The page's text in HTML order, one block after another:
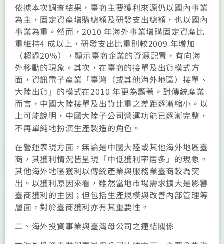
依據本次調查結果，臺商主要獲利來源仍以國內事業
為主，固定資產增購總額及研發支出總額，也以國內
事業為重。然而，2010 年海外事業增購固定資產比
重維持4 成以上，研發支出比重則較2009 年增加
（超過20%），顯示臺商企業的資源配置，有向海
外移動的現象。其次，在臺商的接單及出貨模式方
面，資訊電子產業「臺灣（或其他海外地區）接單、
大陸出貨」的模式在2010 年更為顯著。對傳統產業
而言，中國大陸接單及出貨比重之差距逐漸縮小。以
上可能說明，中國大陸子公司營運功能已逐漸完整，
不再單純地扮演生產製造的角色。
在營運表現方面，無論是中國大陸或其他海外地區臺
商，其獲利情況皆呈現「中低獲利率居多」的現象。
其他海外地區獲利以傳統產業與服務業臺商較為突
出。以獲利原因來看，雖然當地市場需求擴大是影響
臺商獲利的主因；但包括生產規模與改善內部管理等
層面，對於臺商獲利亦有其重要性。
二、海外投資事業與臺灣母公司之連結關係